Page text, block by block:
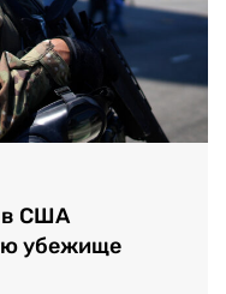
в США
убежище